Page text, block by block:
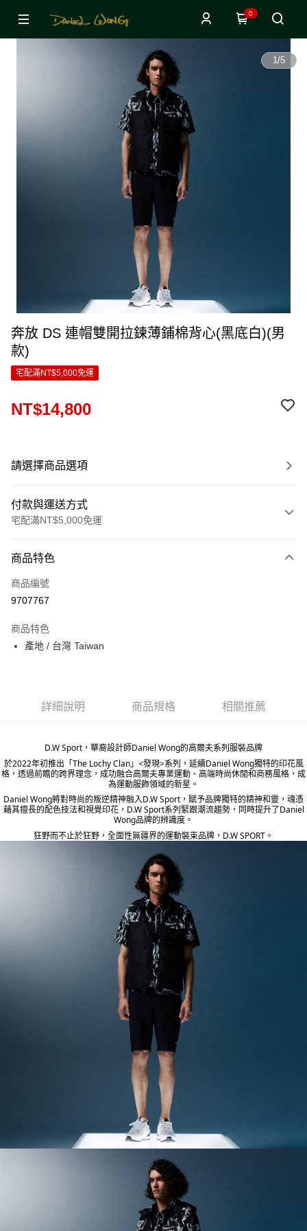
0
1/5
奔放 DS 連帽雙開拉鍊薄鋪棉背心(黑底白)(男
款)
宅配滿NT$5,000免運
NT$14,800
請選擇商品選項
付款與運送方式
宅配滿NT$5,000免運
信用卡一次付款
LINE Pay
ATM付款
宅配(外島)
每筆NT$120，滿NT$5,000(含以上)免運費
商品特色
商品編號
9707767
商品特色
產地 / 台灣 Taiwan
詳細說明 商品規格 相關推薦
D.W Sport，華裔設計師Daniel Wong的高爾夫系列服裝品牌
於2022年初推出「The Lochy Clan」<發現>系列，延續Daniel Wong獨特的印花風
格，透過前瞻的跨界理念，成功融合高爾夫專業運動、高端時尚休閒和商務風格，成
為運動服飾領域的新星。
Daniel Wong將對時尚的叛逆精神融入D.W Sport，賦予品牌獨特的精神和靈，魂憑
藉其擅長的配色技法和視覺印花，D.W Sport系列緊跟潮流趨勢，同時提升了Daniel
Wong品牌的辨識度。
狂野而不止於狂野，全面性無疆界的運動裝束品牌，D.W SPORT。